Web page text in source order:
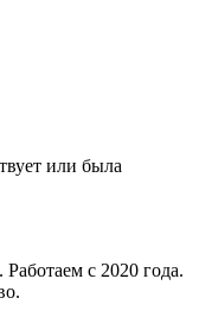
или была
с 2020 года.